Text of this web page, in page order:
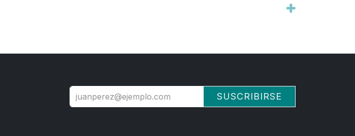
SUSCRIBIRSE